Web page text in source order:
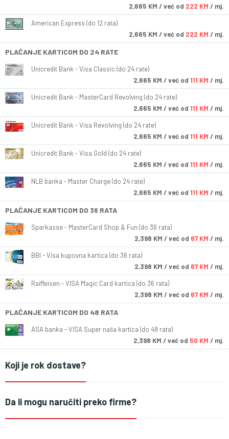
2,665 KM / već od 222 KM / mj.
American Express (do 12 rata)
2,665 KM / već od 222 KM / mj.
PLAĆANJE KARTICOM DO 24 RATE
Unicredit Bank - Visa Classic (do 24 rate)
2,665 KM / već od 111 KM / mj.
Unicredit Bank - MasterCard Revolving (do 24 rate)
2,665 KM / već od 111 KM / mj.
Unicredit Bank - Visa Revolving (do 24 rate)
2,665 KM / već od 111 KM / mj.
Unicredit Bank - Visa Gold (do 24 rate)
2,665 KM / već od 111 KM / mj.
NLB banka - Master Charge (do 24 rate)
2,665 KM / već od 111 KM / mj.
PLAĆANJE KARTICOM DO 36 RATA
Sparkasse - MasterCard Shop & Fun (do 36 rata)
2,398 KM / već od 67 KM / mj.
BBI - Visa kupovna kartica (do 36 rata)
2,398 KM / već od 67 KM / mj.
Raiffeisen - VISA Magic Card kartica (do 36 rata)
2,398 KM / već od 67 KM / mj.
PLAĆANJE KARTICOM DO 48 RATA
ASA banka - VISA Super naša kartica (do 48 rata)
2,398 KM / već od 50 KM / mj.
Koji je rok dostave?
Da li mogu naručiti preko firme?